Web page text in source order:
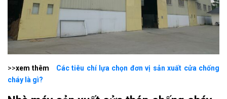
>>xem thêm
Các tiêu chí lựa chọn đơn vị sản xuất cửa chống
cháy là gì?